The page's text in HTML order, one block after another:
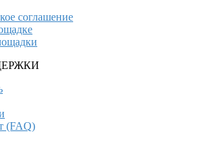
соглашение
(FAQ)